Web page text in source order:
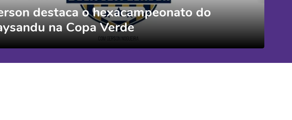
destaca o hexacampeonato do
na Copa Verde